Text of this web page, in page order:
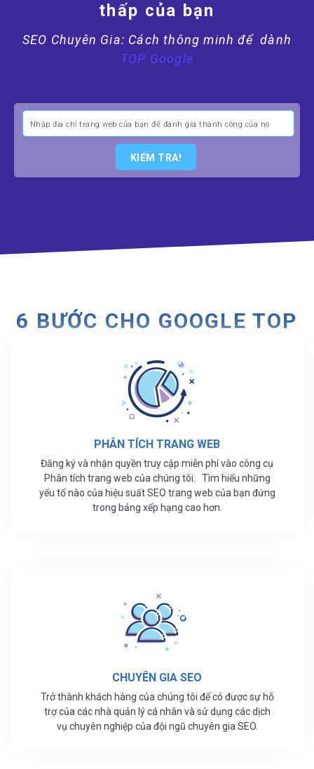
thấp của bạn
SEO Chuyên Gia: Cách thông minh để dành
TOP Google
KIỂM TRA!
6 BƯỚC CHO GOOGLE TOP
PHÂN TÍCH TRANG WEB
Đăng ký và nhận quyền truy cập miễn phí vào công cụ
Phân tích trang web của chúng tôi.
Tìm hiểu những
yếu tố nào của hiệu suất SEO trang web của bạn đứng
trong bảng xếp hạng cao hơn.
CHUYÊN GIA SEO
Trở thành khách hàng của chúng tôi để có được sự hỗ
trợ của các nhà quản lý cá nhân và sử dụng các dịch
vụ chuyên nghiệp của đội ngũ chuyên gia SEO.